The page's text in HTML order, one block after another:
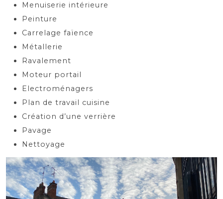
Menuiserie intérieure
Peinture
Carrelage faïence
Métallerie
Ravalement
Moteur portail
Electroménagers
Plan de travail cuisine
Création d’une verrière
Pavage
Nettoyage